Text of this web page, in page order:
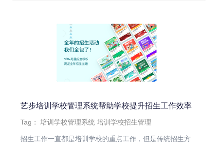
艺步培训学校管理系统帮助学校提升招生工作效率
Tag：培训学校管理系统 培训学校招生管理
招生工作一直都是培训学校的重点工作，但是传统招生方